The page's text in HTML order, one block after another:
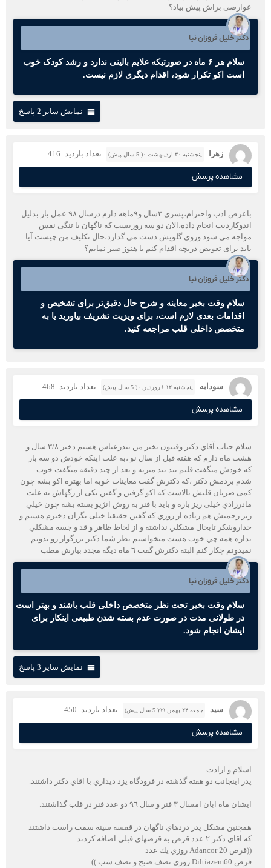
عوارضی براش پیش بیاد؟
دکتر خلیل فروزان نیا
سلام هر ۶ ماه در صورتیکه علایم بالینی ندارد و رشد کودک خوب
است اکو تکرار شود، اقدام دیگری لازم نیست.
نمایش سایر 2 پاسخ
زهرا پنجشنبه ۳۰ اردیبهشت ۰( 5 سال پیش) تعداد بازدید: 416
مشاهده پرسش
باعرض ادب واحترام،پسری ۳سال و۹ماهه دارم درسال ۹۸ عمل باز بدلیل
اندوکاردیت انجام داده،الان دو سه روزیست که ناگهان با تنگی نفس
مواجه می شود وروی گلویش دست می گذارد،حال تکلیف من چیست آیا
باید برای تعویض دریچه اقدام کنم یا هنوز صبر نمایم؟
دکتر خلیل فروزان نیا
سلام وقت بخیر معاینه و شرح حال دقیق‌تر برای تشخیص و
اقدامات بعدی لازم است، برای ویزیت تشریف بیاورید یا به
متخصص داخلی قلب مراجعه کنید.
سودابه پنجشنبه ۱۲ فروردین ۰( 5 سال پیش) تعداد بازدید: 468
مشاهده پرسش
سلام جناب آقاي دكتر وقتتون بخير من بندرعباس هستم دختر ٣/٨ سال و
هشت ماه دارم که هفته قبل از سال نو ،به علت اینکه خودش دو سه بار
كه خودش ميگفت قلبم تند تند ميزنه و بعد از چند دقيقه ميگفت خوب
شدم بردمش دکتر ،که دکترش گفت معاینات خوبه اما بهتره اکو بشه چون
کمی ضربان قلبش بالاست که اکو گرفتن و گفتن یکی از رگهاش به علت
مادرزادي خیلی ریز بازه و باید با فنر به روش انژيو بسته بشه چون خيلي
ريز زحمتش هم زياده از روزي كه گفتن حقيقتا خیلی نگران دخترم هستم و
خداروشكر تابحال مشكلي نداشته و از لحاظ ظاهر و قد و جسه مشكلي
نداره همه چي خوب هست میخواستم نظر شما دكتر بزرگوار رو بدونم
نميدونم چكار كنم البته دكترش گفت ٦ ماه ديگه مجدد بيارش مطب
دکتر خلیل فروزان نیا
سلام وقت بخیر تحت نظر متخصص داخلی قلب باشند و بهتر است
در طولانی مدت در صورت عدم بسته شدن طبیعی اینکار برای
ایشان انجام شود.
نمایش سایر 3 پاسخ
سید جمعه ۲۴ بهمن ۹۹( 5 سال پیش) تعداد بازدید: 450
مشاهده پرسش
اسلام و ارادت
پدر اينجانب دو هفته گذشته در فرودگاه يزد ديداري با اقاي دكتر داشتند.
ايشان ماه ابان امسال ٣ فنر و سال ٩٦ دو عدد فنر در قلب گذاشتند.
همچنين مشكل پدر دردهاي ناگهان در قفسه سينه سمت راست داشتند
كه اقاي دكتر ٢ عدد قرص به قرصهاي قبلي اضافه كردند.
((قرص Adancor 20 روزي يك عدد
قرص Diltiazem60 روزي نصف صبح و نصف شب.))